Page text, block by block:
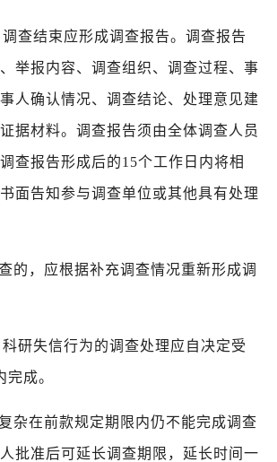
调查结束应形成调查报告。调查报告
举报内容、调查组织、调查过程、事
人确认情况、调查结论、处理意见建
据材料。调查报告须由全体调查人员
查报告形成后的15个工作日内将相
面告知参与调查单位或其他具有处理
的，应根据补充调查情况重新形成调
科研失信行为的调查处理应自决定受
完成。
杂在前款规定期限内仍不能完成调查
批准后可延长调查期限，延长时间一